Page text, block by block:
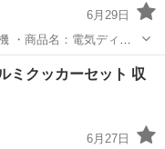
6月29日
・商品名：電気ディス
・タイプ：電動工具
／ディスクグラインダー ・付属品：本体、砥石、取扱説明書、箱 ...
ディスクグラインダ
クッカーセット 収
6月27日